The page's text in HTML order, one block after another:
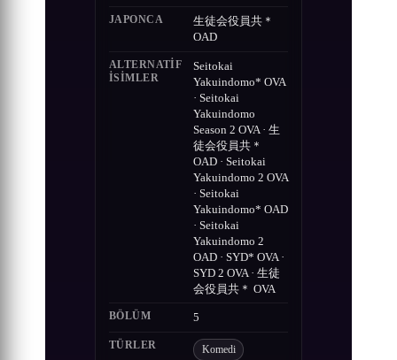
JAPONCA
生徒会役員共＊
OAD
ALTERNATIF
ISIMLER
Seitokai
Yakuindomo* OVA
· Seitokai
Yakuindomo
Season 2 OVA · 生
徒会役員共＊
OAD · Seitokai
Yakuindomo 2 OVA
· Seitokai
Yakuindomo* OAD
· Seitokai
Yakuindomo 2
OAD · SYD* OVA ·
SYD 2 OVA · 生徒
会役員共＊ OVA
BÖLÜM 5
TÜRLER Komedi